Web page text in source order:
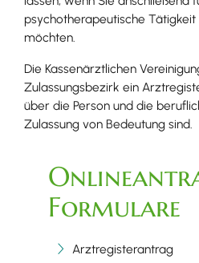
psychotherapeutische
möchten.
Die Kassenärztlichen
Zulassungsbezirk ein
über die Person und die
Zulassung von Bedeutung sind.
Formulare
Arztregisterantrag